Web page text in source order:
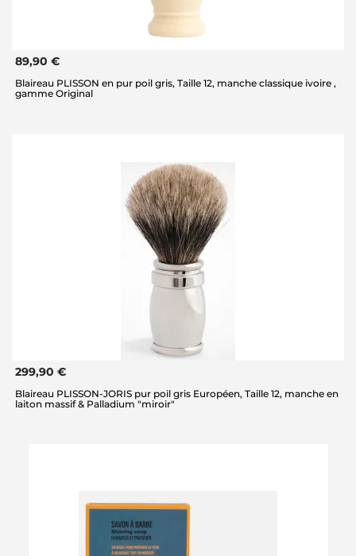
89,90 €
Blaireau PLISSON en pur poil gris, Taille 12, manche classique ivoire ,
gamme Original
299,90 €
Blaireau PLISSON-JORIS pur poil gris Européen, Taille 12, manche en
laiton massif & Palladium "miroir"